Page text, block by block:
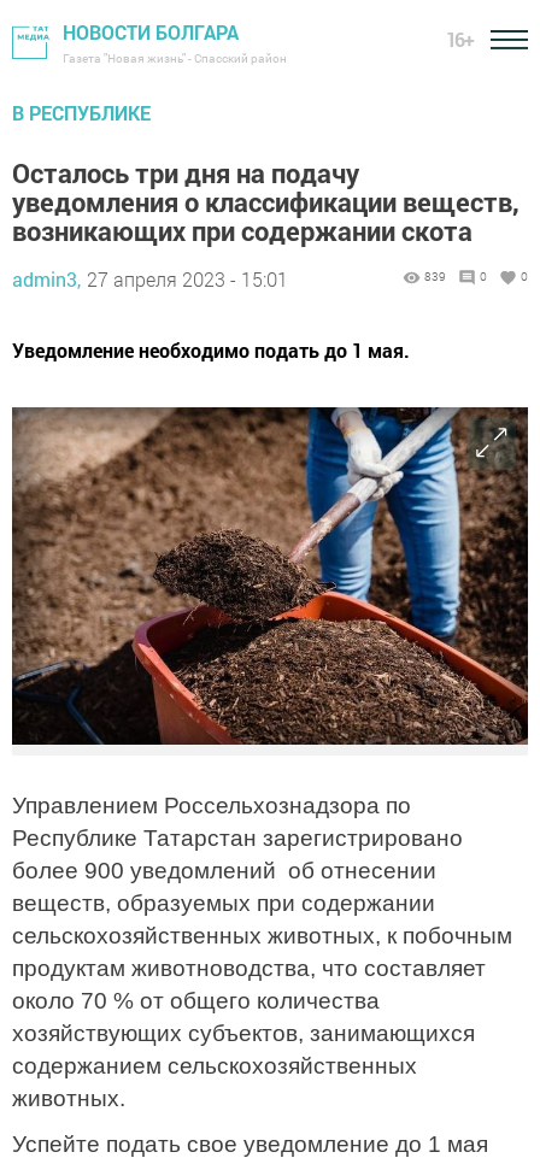
НОВОСТИ БОЛГАРА
Газета "Новая жизнь" - Спасский район
16+
В РЕСПУБЛИКЕ
Осталось три дня на подачу
уведомления о классификации веществ,
возникающих при содержании скота
admin3, 27 апреля 2023 - 15:01 839 0 0
Уведомление необходимо подать до 1 мая.
Управлением Россельхознадзора по
Республике Татарстан зарегистрировано
более 900 уведомлений об отнесении
веществ, образуемых при содержании
сельскохозяйственных животных, к побочным
продуктам животноводства, что составляет
около 70 % от общего количества
хозяйствующих субъектов, занимающихся
содержанием сельскохозяйственных
животных.
Успейте подать свое уведомление до 1 мая